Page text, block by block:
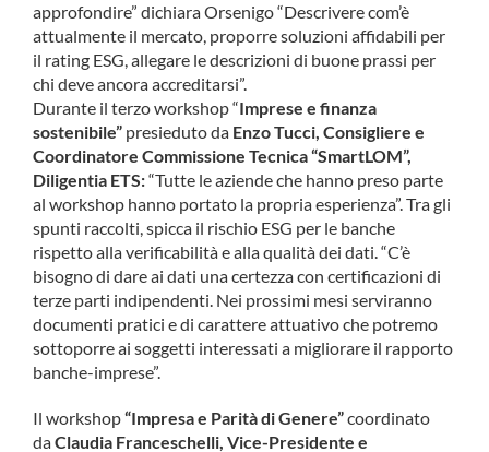
approfondire” dichiara Orsenigo “Descrivere com’è
attualmente il mercato, proporre soluzioni affidabili per
il rating ESG, allegare le descrizioni di buone prassi per
chi deve ancora accreditarsi”.
Durante il terzo workshop “Imprese e finanza
sostenibile”presieduto da Enzo Tucci, Consigliere e
Coordinatore Commissione Tecnica “SmartLOM”,
Diligentia ETS:“Tutte le aziende che hanno preso parte
al workshop hanno portato la propria esperienza”. Tra gli
spunti raccolti, spicca il rischio ESG per le banche
rispetto alla verificabilità e alla qualità dei dati. “C’è
bisogno di dare ai dati una certezza con certificazioni di
terze parti indipendenti. Nei prossimi mesi serviranno
documenti pratici e di carattere attuativo che potremo
sottoporre ai soggetti interessati a migliorare il rapporto
banche-imprese”.
Il workshop“Impresa e Parità di Genere”coordinato
daClaudia Franceschelli, Vice-Presidente e